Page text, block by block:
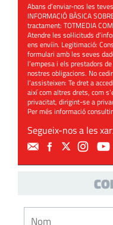
Abans d’enviar-nos les
INFORMACIÓ BÀSICA
tractament: TOTMEDIA
Atendre les sol·licituds
ens enviïn. Legitimació:
formulari amb les seves
l’empesa i els prestadors
nostres obligacions. No
l’assisteixen: Te dret a
així com altres drets, com
privacitat, dirigint-se a
Per més informació
Segueix-nos a les